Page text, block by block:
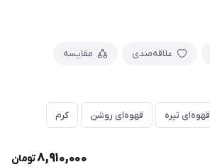
علاقه‌مندی مقایسه
قهوه‌ای تیره قهوه‌ای روشن کرم
8,910,000تومان